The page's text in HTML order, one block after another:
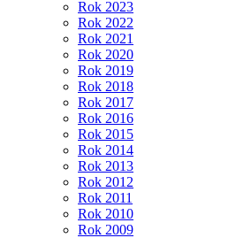
Rok 2023
Rok 2022
Rok 2021
Rok 2020
Rok 2019
Rok 2018
Rok 2017
Rok 2016
Rok 2015
Rok 2014
Rok 2013
Rok 2012
Rok 2011
Rok 2010
Rok 2009